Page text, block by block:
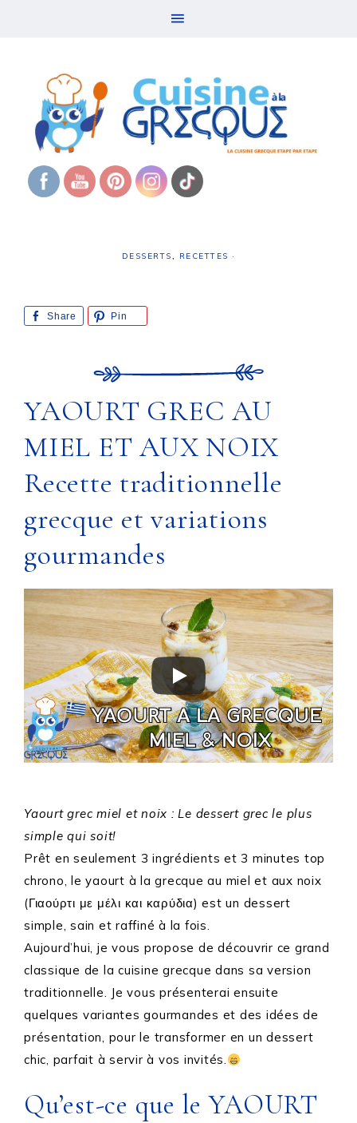
DESSERTS, RECETTES ·
Share Pin
YAOURT GREC AU
MIEL ET AUX NOIX
Recette traditionnelle
grecque et variations
gourmandes
Yaourt grec miel et noix : Le dessert grec le plus
simple qui soit!
Prêt en seulement 3 ingrédients et 3 minutes top
chrono, le yaourt à la grecque au miel et aux noix
(Γιαούρτι με μέλι και καρύδια) est un dessert
simple, sain et raffiné à la fois.
Aujourd’hui, je vous propose de découvrir ce grand
classique de la cuisine grecque dans sa version
traditionnelle. Je vous présenterai ensuite
quelques variantes gourmandes et des idées de
présentation, pour le transformer en un dessert
chic, parfait à servir à vos invités.
Qu’est-ce que le YAOURT